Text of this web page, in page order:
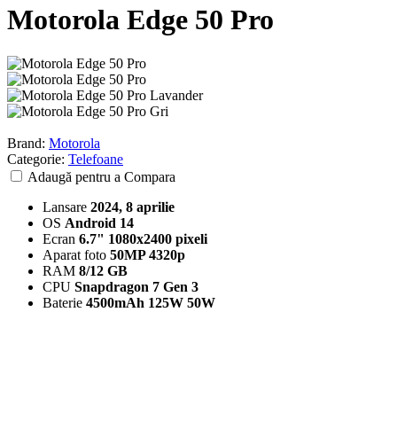
Motorola Edge 50 Pro
Brand: Motorola
Categorie: Telefoane
Adaugă pentru a Compara
Lansare 2024, 8 aprilie
OS Android 14
Ecran 6.7" 1080x2400 pixeli
Aparat foto 50MP 4320p
RAM 8/12 GB
CPU Snapdragon 7 Gen 3
Baterie 4500mAh 125W 50W